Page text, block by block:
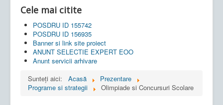
Cele mai citite
POSDRU ID 155742
POSDRU ID 156935
Banner si link site proiect
ANUNT SELECTIE EXPERT EOO
Anunt servicii arhivare
Sunteți aici:
Acasă
Prezentare
Programe si strategii
Olimpiade si Concursuri Scolare